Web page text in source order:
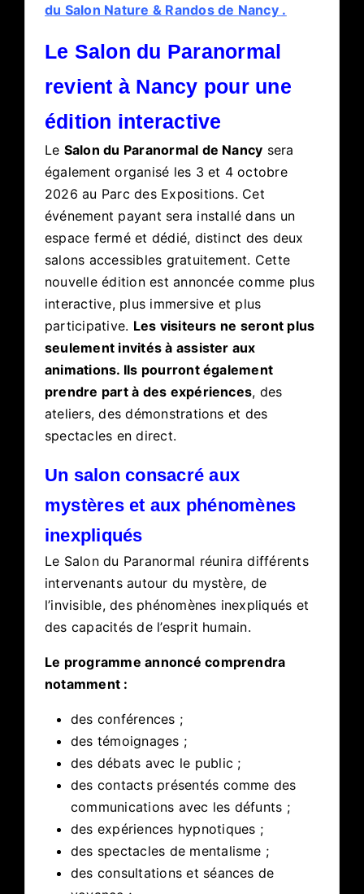
du Salon Nature & Randos de Nancy .
Le Salon du Paranormal
revient à Nancy pour une
édition interactive
Le Salon du Paranormal de Nancy sera
également organisé les 3 et 4 octobre
2026 au Parc des Expositions. Cet
événement payant sera installé dans un
espace fermé et dédié, distinct des deux
salons accessibles gratuitement. Cette
nouvelle édition est annoncée comme plus
interactive, plus immersive et plus
participative. Les visiteurs ne seront plus
seulement invités à assister aux
animations. Ils pourront également
prendre part à des expériences, des
ateliers, des démonstrations et des
spectacles en direct.
Un salon consacré aux
mystères et aux phénomènes
inexpliqués
Le Salon du Paranormal réunira différents
intervenants autour du mystère, de
l’invisible, des phénomènes inexpliqués et
des capacités de l’esprit humain.
Le programme annoncé comprendra
notamment :
des conférences ;
des témoignages ;
des débats avec le public ;
des contacts présentés comme des
communications avec les défunts ;
des expériences hypnotiques ;
des spectacles de mentalisme ;
des consultations et séances de